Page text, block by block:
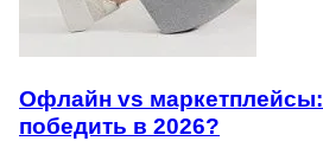
Офлайн vs
победить в 2026?